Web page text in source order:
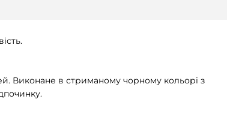
Виконане в стриманому чорному кольорі з